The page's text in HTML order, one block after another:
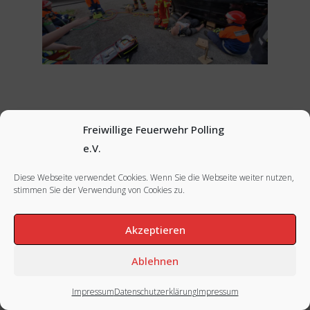
Freiwillige Feuerwehr Polling
e.V.
Diese Webseite verwendet Cookies. Wenn Sie die Webseite weiter nutzen,
stimmen Sie der Verwendung von Cookies zu.
Akzeptieren
Ablehnen
ImpressumDatenschutzerklärungImpressum
FACEBOOK | INSTAGRAM | IMPRESSUM